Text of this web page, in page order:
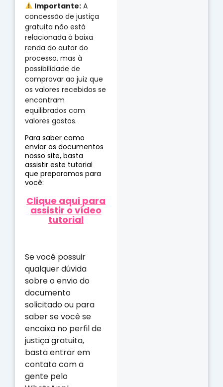
Importante:A
concessão de justiça
gratuita não está
relacionada à baixa
renda do autor do
processo, mas à
possibilidade de
comprovar ao juiz que
os valores recebidos se
encontram
equilibrados com
valores gastos.
Para saber como
enviar os documentos
nosso site, basta
assistir este tutorial
que preparamos para
você:
Clique aqui para
assistir o vídeo
tutorial
Se você possuir
qualquer dúvida
sobre o envio do
documento
solicitado ou para
saber se você se
encaixa no perfil de
justiça gratuita,
basta entrar em
contato com a
gente pelo